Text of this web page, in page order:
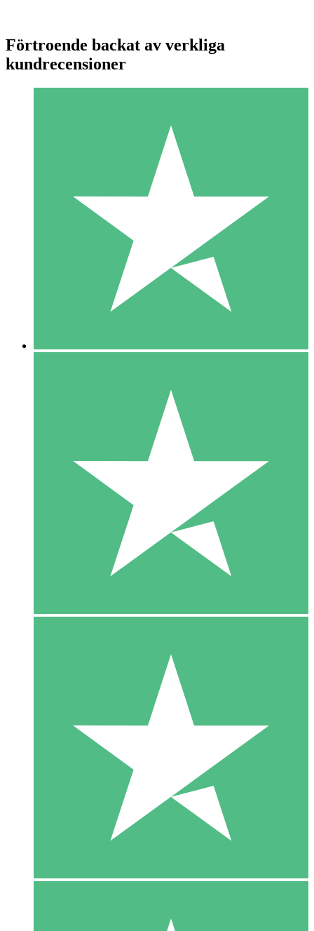
Individuella Kreditpaket
Betala per användning med nedladdningskrediter. Inget
1 Nedladdningar
10 00
10 Nedladdningar
20 00
Förtroende backat av verkliga
kundrecensioner